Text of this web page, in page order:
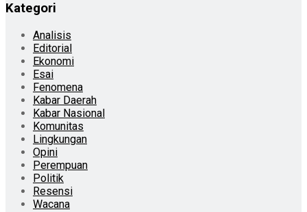
Kategori
Analisis
Editorial
Ekonomi
Esai
Fenomena
Kabar Daerah
Kabar Nasional
Komunitas
Lingkungan
Opini
Perempuan
Politik
Resensi
Wacana